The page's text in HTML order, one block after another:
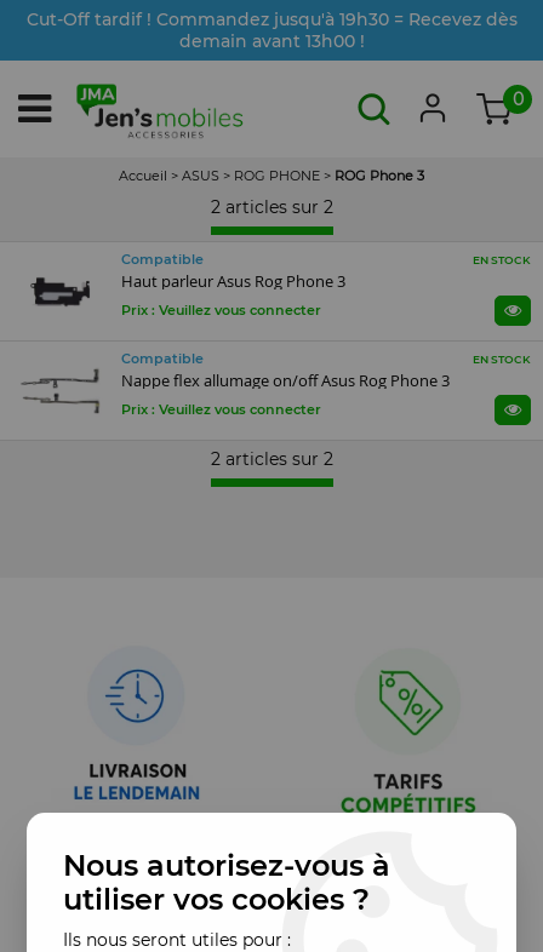
Cut-Off tardif ! Commandez jusqu'à 19h30 = Recevez dès
demain avant 13h00 !
0
Accueil > ASUS > ROG PHONE > ROG Phone 3
2 articles sur 2
Compatible EN STOCK
Haut parleur Asus Rog Phone 3
Prix : Veuillez vous connecter
Compatible EN STOCK
Nappe flex allumage on/off Asus Rog Phone 3
Prix : Veuillez vous connecter
2 articles sur 2
Nous autorisez-vous à
utiliser vos cookies ?
Ils nous seront utiles pour :